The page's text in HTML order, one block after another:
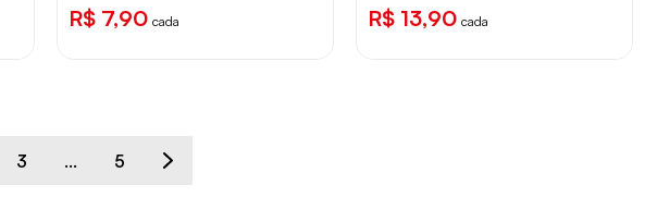
R$ 7,90 cada R$ 13,90 cada
3 ... 5